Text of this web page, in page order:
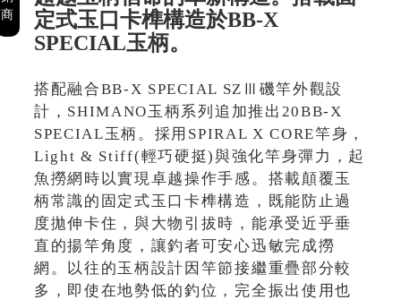
商
定式玉口卡榫構造於BB-X
SPECIAL玉柄。
搭配融合BB-X SPECIAL SZⅢ磯竿外觀設
計，SHIMANO玉柄系列追加推出20BB-X
SPECIAL玉柄。採用SPIRAL X CORE竿身，
Light & Stiff(輕巧硬挺)與強化竿身彈力，起
魚撈網時以實現卓越操作手感。搭載顛覆玉
柄常識的固定式玉口卡榫構造，既能防止過
度拋伸卡住，與大物引拔時，能承受近乎垂
直的揚竿角度，讓釣者可安心迅敏完成撈
網。以往的玉柄設計因竿節接繼重疊部分較
多，即使在地勢低的釣位，完全振出使用也